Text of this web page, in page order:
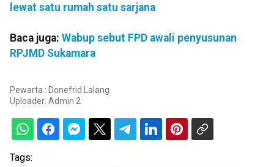
lewat satu rumah satu sarjana
Baca juga: Wabup sebut FPD awali penyusunan
RPJMD Sukamara
Pewarta : Donefrid Lalang
Uploader: Admin 2
Tags: